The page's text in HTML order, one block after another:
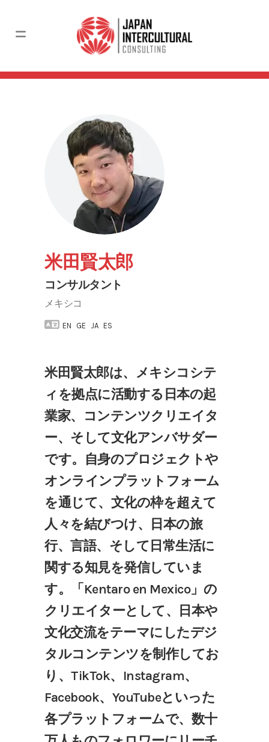
米田賢太郎
コンサルタント
メキシコ
EN GE JA ES
米田賢太郎は、メキシコシテ
ィを拠点に活動する日本の起
業家、コンテンツクリエイタ
ー、そして文化アンバサダー
です。自身のプロジェクトや
オンラインプラットフォーム
を通じて、文化の枠を超えて
人々を結びつけ、日本の旅
行、言語、そして日常生活に
関する知見を発信していま
す。「Kentaro en Mexico」の
クリエイターとして、日本や
文化交流をテーマにしたデジ
タルコンテンツを制作してお
り、TikTok、Instagram、
Facebook、YouTubeといった
各プラットフォームで、数十